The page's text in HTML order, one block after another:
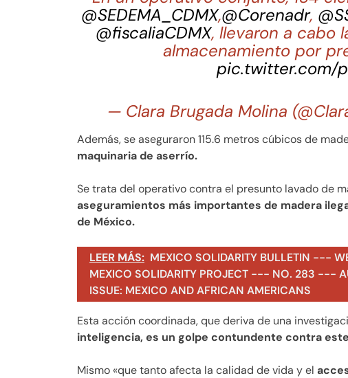
@SEDEMA_CDMX,@Corenadr,
@fiscaliaCDMX, llevaron a cabo
almacenamiento por
pic.twitter.com/
— Clara Brugada Molina
Además, se aseguraron 115.6 metros cúbicos de
maquinaria de aserrío.
Se trata del operativo contra el presunto lavado de
aseguramientos más importantes de madera
de México.
LEER MÁS: MEXICO SOLIDARITY BULLETIN ---
MEXICO SOLIDARITY PROJECT --- NO. 283 ---
ISSUE: MEXICO AND AFRICAN AMERICANS
Esta acción coordinada, que deriva de una
inteligencia, es un golpe contundente contra
Mismo «que tanto afecta la calidad de vida y el